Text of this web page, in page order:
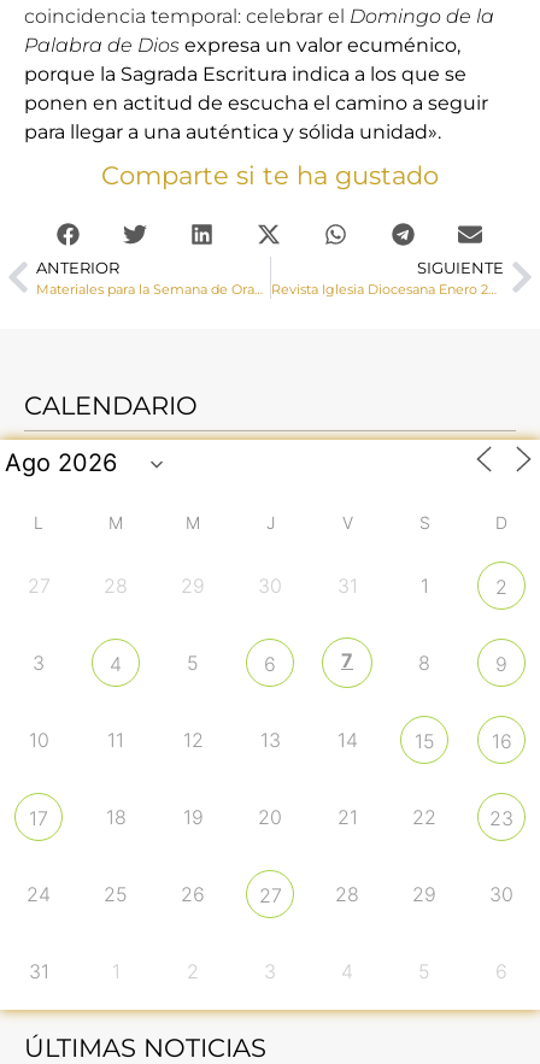
coincidencia temporal: celebrar el Domingo de la
Palabra de Dios expresa un valor ecuménico,
porque la Sagrada Escritura indica a los que se
ponen en actitud de escucha el camino a seguir
para llegar a una auténtica y sólida unidad».
Comparte si te ha gustado
ANTERIOR SIGUIENTE
Revista Iglesia Diocesana Enero 2023
CALENDARIO
L M M J V S D
27 28 29 30 31 1 2
3 4 5 6 7 8 9
10 11 12 13 14 15 16
17 18 19 20 21 22 23
24 25 26 27 28 29 30
31 1 2 3 4 5 6
ÚLTIMAS NOTICIAS